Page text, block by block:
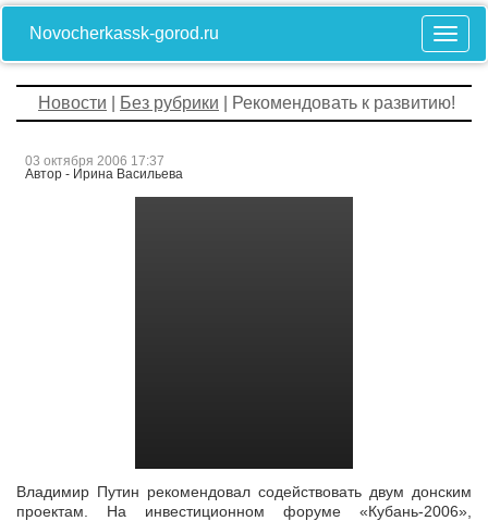
Novocherkassk-gorod.ru
Новости Без рубрики | Рекомендовать к развитию!
03 октября 2006 17:37
Автор - Ирина Васильева
Владимир Путин рекомендовал содействовать двум донским
проектам. На инвестиционном форуме «Кубань-2006»,